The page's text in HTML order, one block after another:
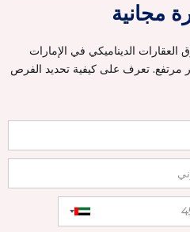
مجانية
الديناميكي في الإمارات
مرتفع. تعرف على كيفية تحديد الفرص